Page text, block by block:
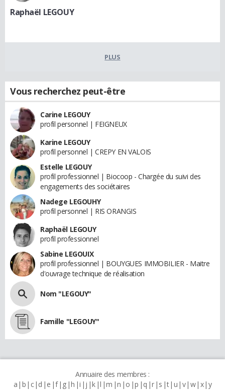
Raphaël LEGOUY
PLUS
Vous recherchez peut-être
Carine LEGOUY
profil personnel | FEIGNEUX
Karine LEGOUY
profil personnel | CREPY EN VALOIS
Estelle LEGOUY
profil professionnel | Biocoop - Chargée du suivi des
engagements des sociétaires
Nadege LEGOUHY
profil personnel | RIS ORANGIS
Raphaël LEGOUY
profil professionnel
Sabine LEGOUIX
profil professionnel | BOUYGUES IMMOBILIER - Maitre
d'ouvrage technique de réalisation
Nom "LEGOUY"
Famille "LEGOUY"
Annuaire des membres :
a b c d e f g h i j k l m n o p q r s t u v w x y